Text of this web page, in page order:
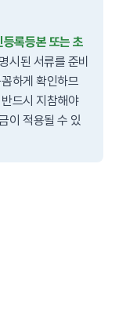
등록등본 또는 초
시된 서류를 준비
하게 확인하므
드시 지참해야
이 적용될 수 있